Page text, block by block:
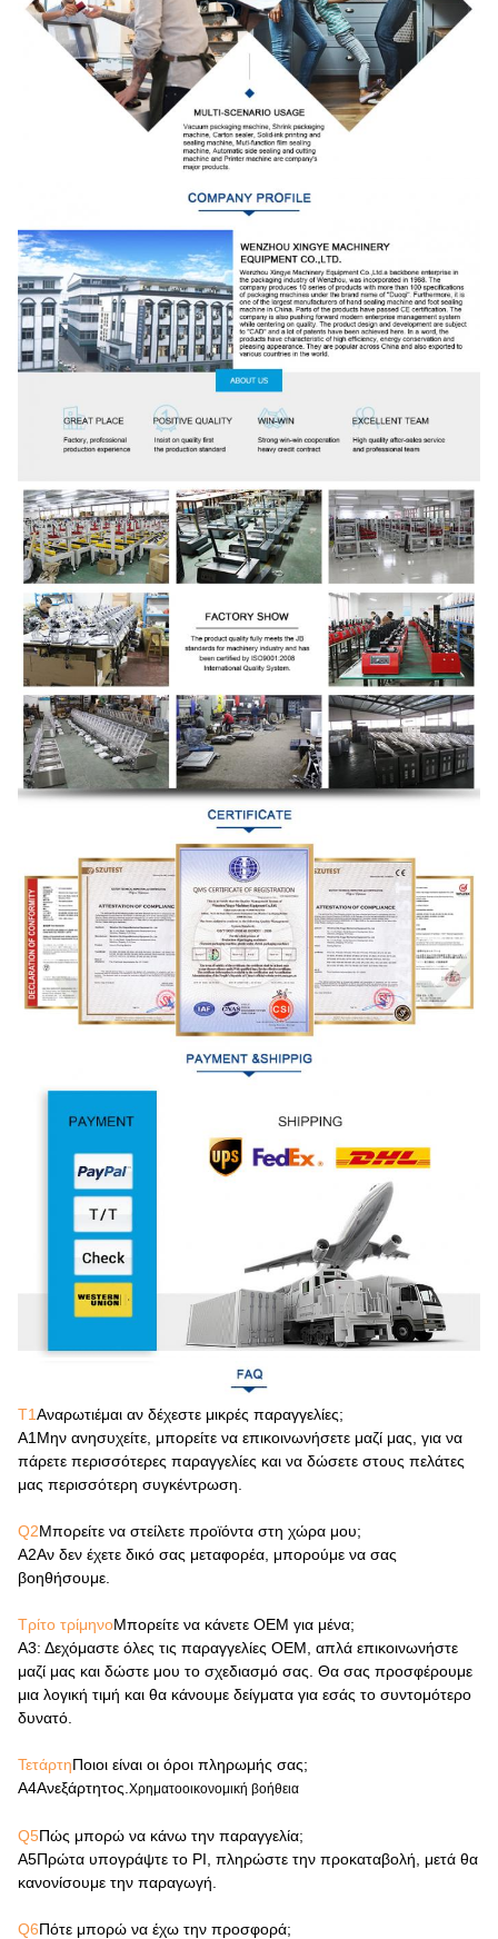
Τ1Αναρωτιέμαι αν δέχεστε μικρές παραγγελίες;
Α1 Μην ανησυχείτε, μπορείτε να επικοινωνήσετε μαζί μας, για να
πάρετε περισσότερες παραγγελίες και να δώσετε στους πελάτες
μας περισσότερη συγκέντρωση.
Q2Μπορείτε να στείλετε προϊόντα στη χώρα μου;
Α2Αν δεν έχετε δικό σας μεταφορέα, μπορούμε να σας
βοηθήσουμε.
Τρίτο τρίμηνοΜπορείτε να κάνετε OEM για μένα;
Α3: Δεχόμαστε όλες τις παραγγελίες OEM, απλά επικοινωνήστε
μαζί μας και δώστε μου το σχεδιασμό σας. Θα σας προσφέρουμε
μια λογική τιμή και θα κάνουμε δείγματα για εσάς το συντομότερο
δυνατό.
ΤετάρτηΠοιοι είναι οι όροι πληρωμής σας;
Α4Ανεξάρτητος. Χρηματοοικονομική βοήθεια
Q5Πώς μπορώ να κάνω την παραγγελία;
Α5Πρώτα υπογράψτε το PI, πληρώστε την προκαταβολή, μετά θα
κανονίσουμε την παραγωγή.
Q6Πότε μπορώ να έχω την προσφορά;